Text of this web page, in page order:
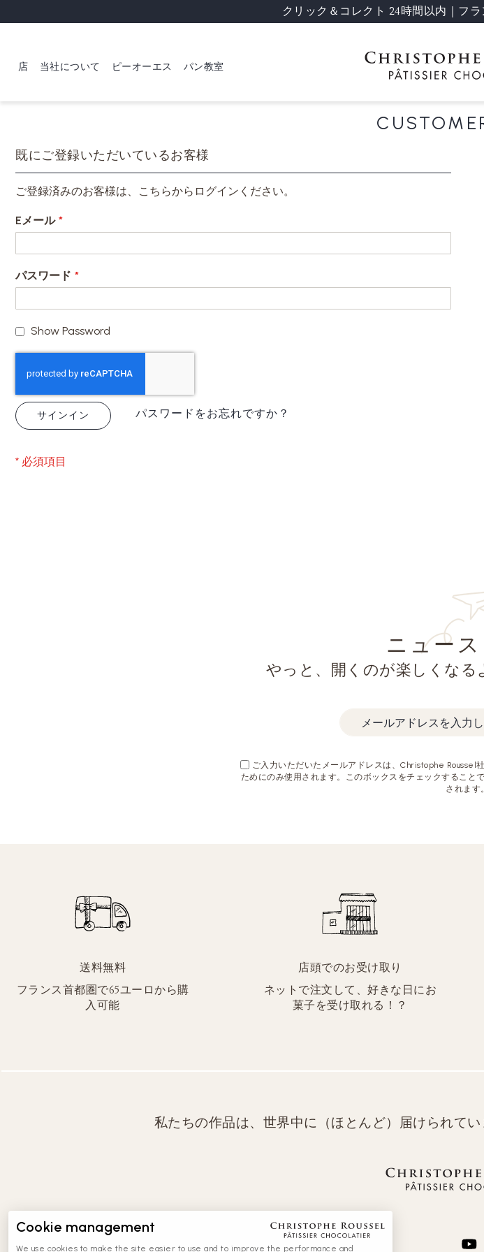
クリック＆コレクト 24時間以内｜フ
店 当社について ピーオーエス パン教室
既にご登録いただいているお客様
ご登録済みのお客様は、こちらからログインください。
Eメール
パスワード
Show Password
サインイン パスワードをお忘れですか？
ニュー
やっと、開くのが楽しくなる
ご入力いただいたメールアドレスは、Christophe Roussel
ためにのみ使用されます。このボックスをチェックすること
されます。
送料無料
フランス首都圏で65ユーロから購
入可能
店頭でのお受け取り
ネットで注文して、好きな日にお
菓子を受け取れる！？
私たちの作品は、世界中に（ほとんど）届けられて
Cookie management
We use cookies to make the site easier to use and to improve the performance and